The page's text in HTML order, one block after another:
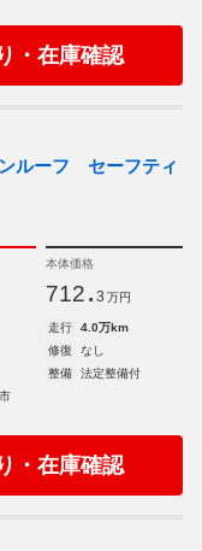
・在庫確認
ルーフ セーフティ
本体価格
712. 3 万円
走行
4.0万km
修復
なし
整備
法定整備付
・在庫確認